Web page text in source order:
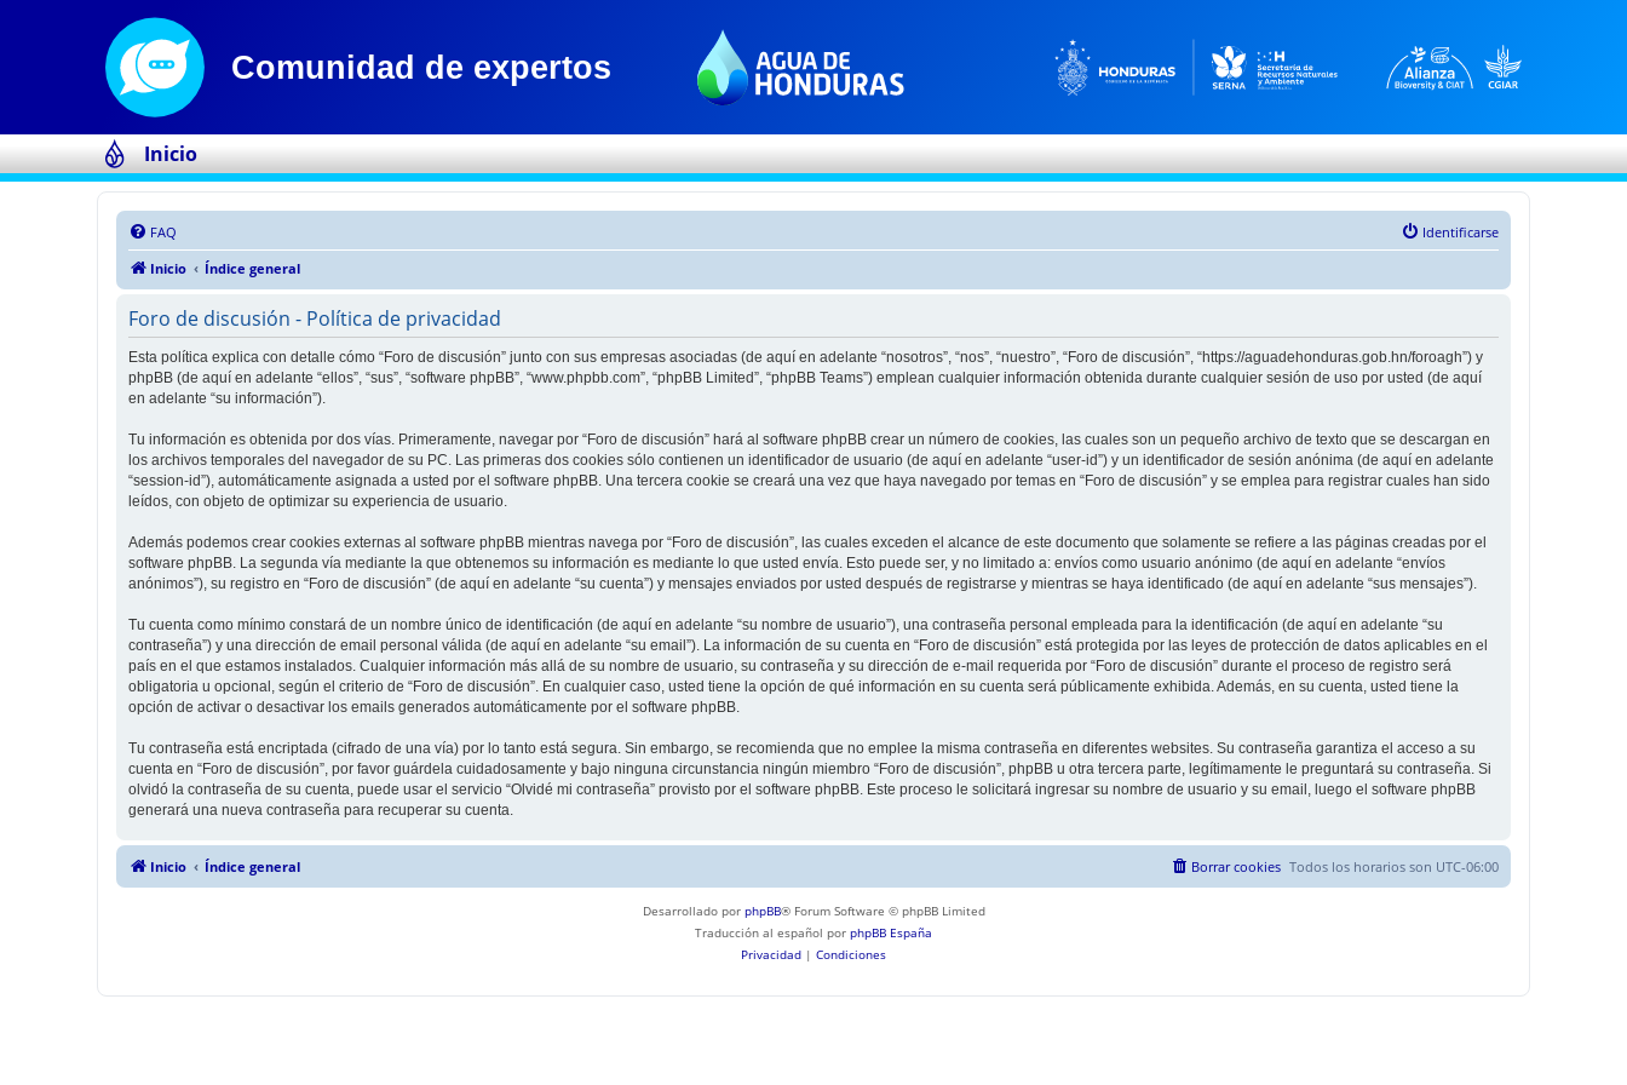
Inicio
FAQ
Identificarse
Inicio
Índice general
Foro de discusión - Política de privacidad
Esta política explica con detalle cómo “Foro de discusión” junto con sus empresas asociadas (de aquí en adelante “nosotros”, “nos”, “nuestro”, “Foro de discusión”, “https://aguadehonduras.gob.hn/foroagh”) y
phpBB (de aquí en adelante “ellos”, “sus”, “software phpBB”, “www.phpbb.com”, “phpBB Limited”, “phpBB Teams”) emplean cualquier información obtenida durante cualquier sesión de uso por usted (de aquí
en adelante “su información”).
Tu información es obtenida por dos vías. Primeramente, navegar por “Foro de discusión” hará al software phpBB crear un número de cookies, las cuales son un pequeño archivo de texto que se descargan en
los archivos temporales del navegador de su PC. Las primeras dos cookies sólo contienen un identificador de usuario (de aquí en adelante “user-id”) y un identificador de sesión anónima (de aquí en adelante
“session-id”), automáticamente asignada a usted por el software phpBB. Una tercera cookie se creará una vez que haya navegado por temas en “Foro de discusión” y se emplea para registrar cuales han sido
leídos, con objeto de optimizar su experiencia de usuario.
Además podemos crear cookies externas al software phpBB mientras navega por “Foro de discusión”, las cuales exceden el alcance de este documento que solamente se refiere a las páginas creadas por el
software phpBB. La segunda vía mediante la que obtenemos su información es mediante lo que usted envía. Esto puede ser, y no limitado a: envíos como usuario anónimo (de aquí en adelante “envíos
anónimos”), su registro en “Foro de discusión” (de aquí en adelante “su cuenta”) y mensajes enviados por usted después de registrarse y mientras se haya identificado (de aquí en adelante “sus mensajes”).
Tu cuenta como mínimo constará de un nombre único de identificación (de aquí en adelante “su nombre de usuario”), una contraseña personal empleada para la identificación (de aquí en adelante “su
contraseña”) y una dirección de email personal válida (de aquí en adelante “su email”). La información de su cuenta en “Foro de discusión” está protegida por las leyes de protección de datos aplicables en el
país en el que estamos instalados. Cualquier información más allá de su nombre de usuario, su contraseña y su dirección de e-mail requerida por “Foro de discusión” durante el proceso de registro será
obligatoria u opcional, según el criterio de “Foro de discusión”. En cualquier caso, usted tiene la opción de qué información en su cuenta será públicamente exhibida. Además, en su cuenta, usted tiene la
opción de activar o desactivar los emails generados automáticamente por el software phpBB.
Tu contraseña está encriptada (cifrado de una vía) por lo tanto está segura. Sin embargo, se recomienda que no emplee la misma contraseña en diferentes websites. Su contraseña garantiza el acceso a su
cuenta en “Foro de discusión”, por favor guárdela cuidadosamente y bajo ninguna circunstancia ningún miembro “Foro de discusión”, phpBB u otra tercera parte, legítimamente le preguntará su contraseña. Si
olvidó la contraseña de su cuenta, puede usar el servicio “Olvidé mi contraseña” provisto por el software phpBB. Este proceso le solicitará ingresar su nombre de usuario y su email, luego el software phpBB
generará una nueva contraseña para recuperar su cuenta.
Inicio Índice general Todos los horarios son UTC-06:00
Borrar cookies
Desarrollado por phpBB® Forum Software © phpBB Limited
Traducción al español por phpBB España
Privacidad | Condiciones